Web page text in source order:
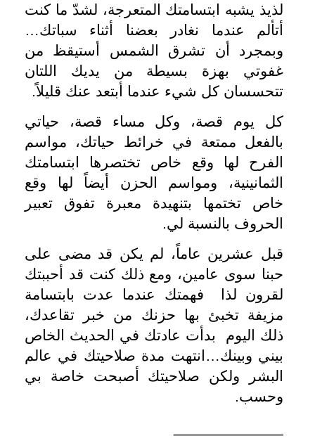
لذيذ يشبه ابتسامتك المتعرجة، لشدّ ما كنت
أتألم عندما نغادر بعضنا أثناء سباتك…
وبمجرد أن تشرق الشمس أستيقظ من
غفوتي بهزة بسيطة من يديك اللتان
تتحسسان كل شيء عندما أبتعد عنك قليلاً.
كل يوم قصة، وكل مساء قصة، حياتي
بالفعل ممتعة في خرائط حياتك، مواسم
الفرح لها وقع خاص تختصرها ابتسامتك
الثمانينية، ومواسم الحزن أيضاً لها وقع
خاص تختمها بتنهيدة معبرة تفوق تعبير
الحروف بالنسبة لي.
قبل عشرين عاماً، لم يكن قد مضى على
حبنا سوى عامين، ومع ذلك كنت قد أحببتك
لقرون لذا فهمتك عندما عدت بابتسامة
مزيفة تخبئ بها حزنك من خبر تقاعدك،
ذلك اليوم بدأت عادتك في الحديث الخاص
بيني وبينك…انتهت مدة صلاحيتك في عالم
البشر ولكن صلاحيتك أصبحت خاصة بي
وحسب.